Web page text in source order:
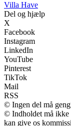
Villa Have
Del og hjælp
X
Facebook
Instagram
LinkedIn
YouTube
Pinterest
TikTok
Mail
RSS
© Ingen del må
© Indholdet må ikke
kan give os